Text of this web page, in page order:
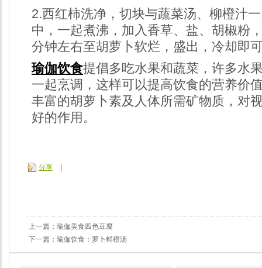
2.西红柿洗净，切块与蔬菜汤、柳橙汁
中，一起煮沸，加入香草、盐、胡椒粉
分钟左右至胡萝卜软烂，盛出，冷却即
瑜伽饮食提倡多吃水果和蔬菜，许多水
一起烹调，这样可以提高饮食的营养价
丰富的胡萝卜素及人体所需矿物质，对
好的作用。
分享
上一篇： 瑜伽美食四色豆腐
下一篇： 瑜伽饮食：萝卜鲜橙汤